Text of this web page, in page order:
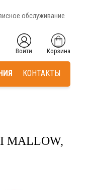
обслуживание
Войти Корзина
КОНТАКТЫ